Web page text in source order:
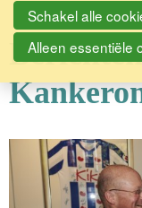
Schakel alle
Alleen essentiële